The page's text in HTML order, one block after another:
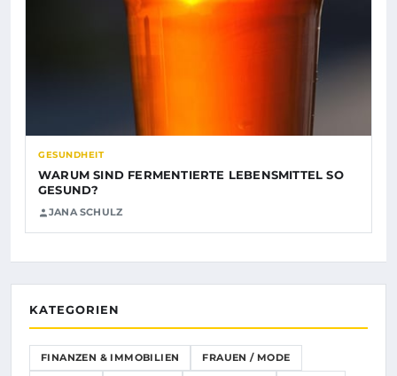
GESUNDHEIT
WARUM SIND FERMENTIERTE LEBENSMITTEL SO
GESUND?
JANA SCHULZ
KATEGORIEN
FINANZEN & IMMOBILIEN FRAUEN / MODE